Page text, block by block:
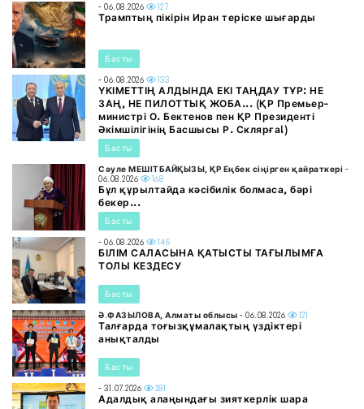
- 06.08.2026 127
Трамптың пікірін Иран теріске шығарды
Басты
- 06.08.2026 133
ҮКІМЕТТІҢ АЛДЫНДА ЕКІ ТАҢДАУ ТҰР: НЕ
ЗАҢ, НЕ ПИЛОТТЫҚ ЖОБА... (ҚР Премьер-
министрі О. Бектенов пен ҚР Президенті
Әкімшілігінің Басшысы Р. Склярға!)
Басты
Сәуле МЕШІТБАЙҚЫЗЫ, ҚР Еңбек сіңірген қайраткері -
06.08.2026
168
Бұл құрылтайда кәсібилік болмаса, бәрі
бекер...
Басты
- 06.08.2026 145
БІЛІМ САЛАСЫНА ҚАТЫСТЫ ТАҒЫЛЫМҒА
ТОЛЫ КЕЗДЕСУ
Басты
Ә.ФАЗЫЛОВА, Алматы облысы - 06.08.2026 121
Талғарда тоғызқұмалақтың үздіктері
анықталды
Басты
- 31.07.2026 281
Адалдық алаңындағы зияткерлік шара